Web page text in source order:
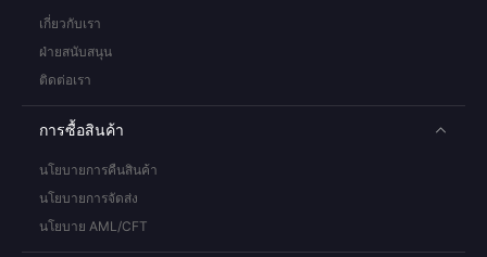
เกี่ยวกับเรา
ฝ่ายสนับสนุน
ติดต่อเรา
การซื้อสินค้า
นโยบายการคืนสินค้า
นโยบายการจัดส่ง
นโยบาย AML/CFT